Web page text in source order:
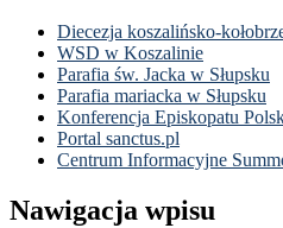
Diecezja koszalińsko-
WSD w Koszalinie
Parafia św. Jacka w Słupsku
Parafia mariacka w Słupsku
Konferencja Episkopatu
Portal sanctus.pl
Centrum Informacyjne
Nawigacja wpisu